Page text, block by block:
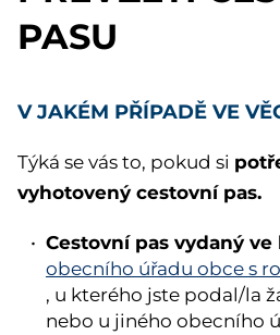
PASU
V JAKÉM PŘÍPADĚ VE
Týká se vás to, pokud si
vyhotovený cestovní pas.
Cestovní pas vydaný
obecního úřadu obce s
, u kterého jste podal/la
nebo u jiného obecního